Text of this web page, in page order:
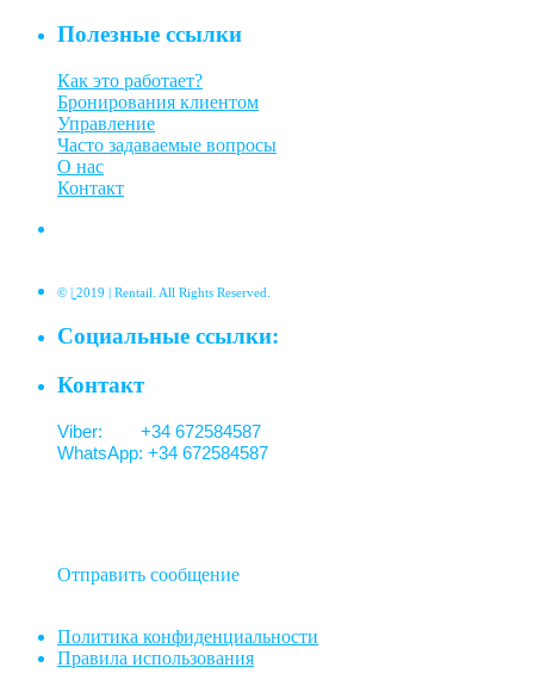
Полезные ссылки
Как это работает?
Бронирования клиентом
Управление
Часто задаваемые вопросы
О нас
Контакт
© 2019 | Rentail. All Rights Reserved.
Социальные ссылки:
Контакт
Viber: +34 672584587
WhatsApp: +34 672584587
Отправить сообщение
Политика конфиденциальности
Правила использования